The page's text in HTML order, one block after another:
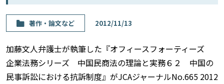
著作・論⽂など 2012/11/13
加藤文人弁護士が執筆した『オフィースフォーティーズ
企業法務シリーズ 中国民商法の理論と実務６２ 中国の
民事訴訟における抗訴制度』がJCAジャーナルNo.665 2012